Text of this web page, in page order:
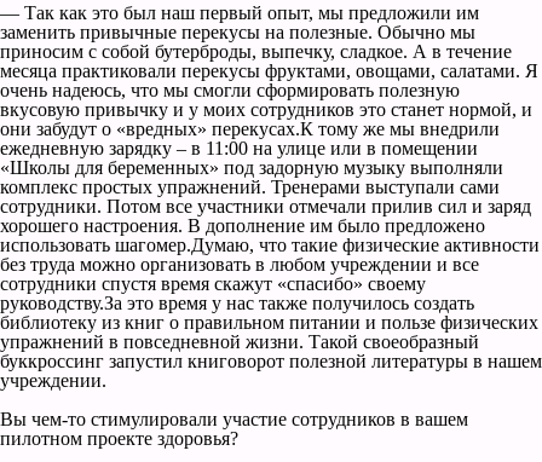
— Так как это был наш первый опыт, мы предложили им
заменить привычные перекусы на полезные. Обычно мы
приносим с собой бутерброды, выпечку, сладкое. А в течение
месяца практиковали перекусы фруктами, овощами, салатами. Я
очень надеюсь, что мы смогли сформировать полезную
вкусовую привычку и у моих сотрудников это станет нормой, и
они забудут о «вредных» перекусах.К тому же мы внедрили
ежедневную зарядку – в 11:00 на улице или в помещении
«Школы для беременных» под задорную музыку выполняли
комплекс простых упражнений. Тренерами выступали сами
сотрудники. Потом все участники отмечали прилив сил и заряд
хорошего настроения. В дополнение им было предложено
использовать шагомер.Думаю, что такие физические активности
без труда можно организовать в любом учреждении и все
сотрудники спустя время скажут «спасибо» своему
руководству.За это время у нас также получилось создать
библиотеку из книг о правильном питании и пользе физических
упражнений в повседневной жизни. Такой своеобразный
буккроссинг запустил книговорот полезной литературы в нашем
учреждении.
Вы чем-то стимулировали участие сотрудников в вашем
пилотном проекте здоровья?